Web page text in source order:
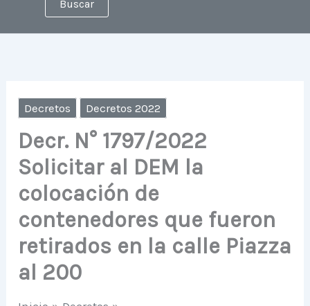
Decretos Decretos 2022
Decr. N° 1797/2022
Solicitar al DEM la
colocación de
contenedores que fueron
retirados en la calle Piazza
al 200